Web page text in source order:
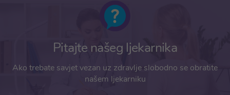
Pitajte našeg ljekarnika
Ako trebate savjet vezan uz zdravlje slobodno se obratite
našem ljekarniku